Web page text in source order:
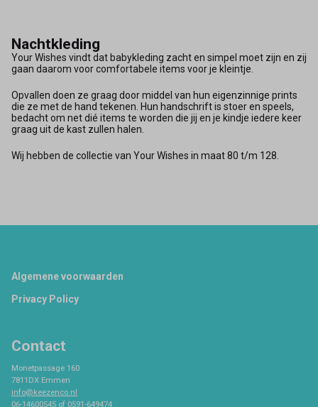
Nachtkleding
Your Wishes vindt dat babykleding zacht en simpel moet zijn en zij
gaan daarom voor comfortabele items voor je kleintje.
Opvallen doen ze graag door middel van hun eigenzinnige prints
die ze met de hand tekenen. Hun handschrift is stoer en speels,
bedacht om net dié items te worden die jij en je kindje iedere keer
graag uit de kast zullen halen.
Wij hebben de collectie van Your Wishes in maat 80 t/m 128.
Footer
Algemene voorwaarden
Privacy Policy
Contact
Monetpassage 160
7811DX Emmen
info@keezenco.nl
06-14600545 of 0591-649474